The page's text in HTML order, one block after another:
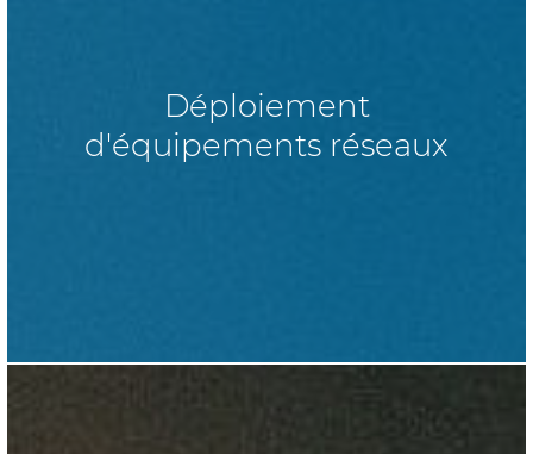
Déploiement
d'équipements réseaux